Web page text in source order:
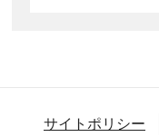
サイトポリシー